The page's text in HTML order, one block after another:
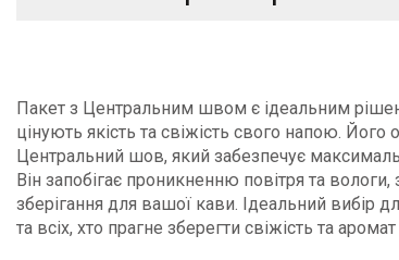
Пакет з Центральним швом є ідеальним
цінують якість та свіжість свого напою.
Центральний шов, який забезпечує
Він запобігає проникненню повітря та
зберігання для вашої кави. Ідеальний вибір
та всіх, хто прагне зберегти свіжість та